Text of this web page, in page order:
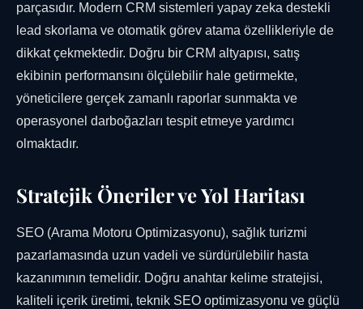
parçasıdır. Modern CRM sistemleri yapay zeka destekli
lead skorlama ve otomatik görev atama özellikleriyle de
dikkat çekmektedir. Doğru bir CRM altyapısı, satış
ekibinin performansını ölçülebilir hale getirmekte,
yöneticilere gerçek zamanlı raporlar sunmakta ve
operasyonel darboğazları tespit etmeye yardımcı
olmaktadır.
Stratejik Öneriler ve Yol Haritası
SEO (Arama Motoru Optimizasyonu), sağlık turizmi
pazarlamasında uzun vadeli ve sürdürülebilir hasta
kazanımının temelidir. Doğru anahtar kelime stratejisi,
kaliteli içerik üretimi, teknik SEO optimizasyonu ve güçlü